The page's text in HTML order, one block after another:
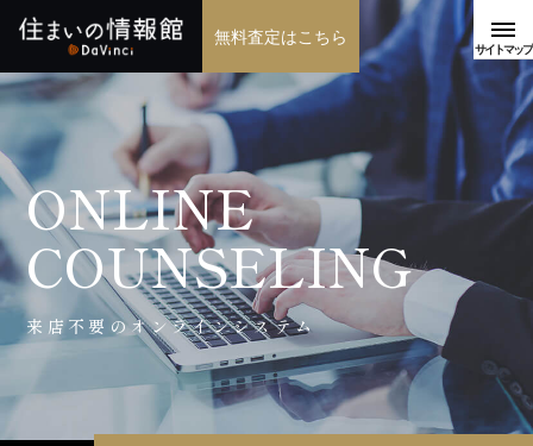
無料査定はこちら
来店不要のオンラインシステム
ONLINE
COUNSELING